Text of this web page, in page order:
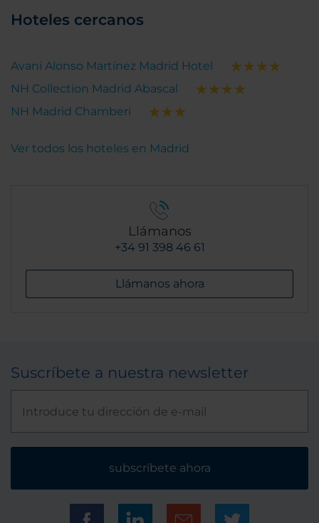
Hoteles cercanos
Avani Alonso Martínez Madrid Hotel
NH Collection Madrid Abascal
NH Madrid Chamberí
Ver todos los hoteles en Madrid
Llámanos
+34 91 398 46 61
Llámanos ahora
Suscríbete a nuestra newsletter
subscríbete ahora